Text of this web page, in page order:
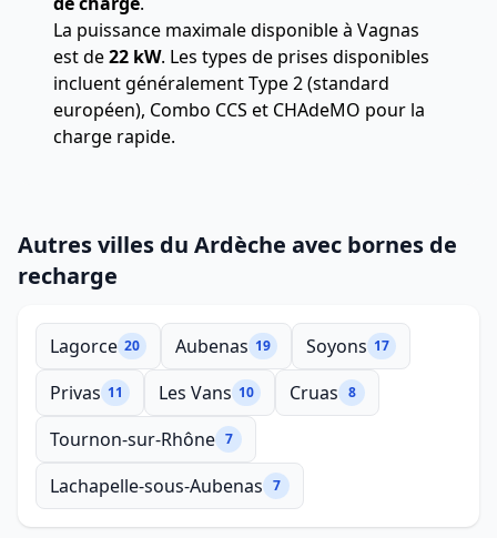
La puissance maximale disponible à Vagnas
est de22 kW. Les types de prises disponibles
incluent généralement Type 2 (standard
européen), Combo CCS et CHAdeMO pour la
charge rapide.
Autres villes du Ardèche avec bornes de
recharge
Lagorce 20 Aubenas 19 Soyons 17
Privas 11 Les Vans 10 Cruas 8
Tournon-sur-Rhône 7
Lachapelle-sous-Aubenas 7